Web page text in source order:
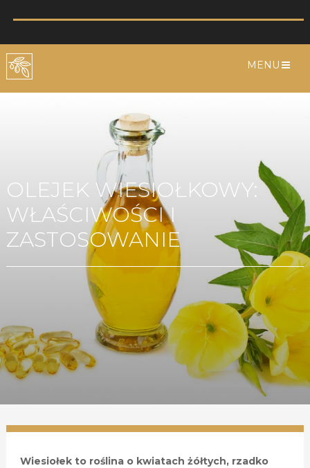
MENU
OLEJEK WIESIOŁKOWY:
WŁAŚCIWOŚCI I
ZASTOSOWANIE
Wiesiołek to roślina o kwiatach żółtych, rzadko